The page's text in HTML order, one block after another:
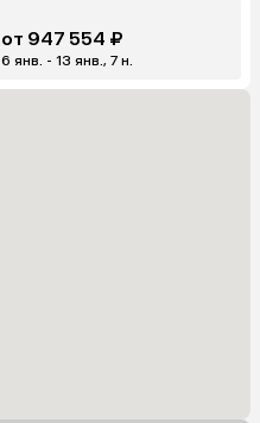
от 947 554 ₽
6 янв. - 13 янв., 7 н.